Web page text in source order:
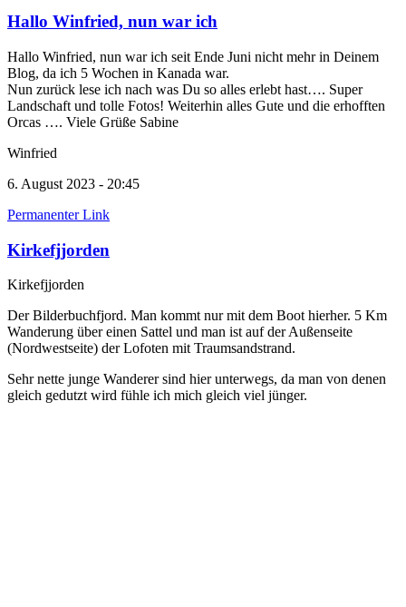
Hallo Winfried, nun war ich
Hallo Winfried, nun war ich seit Ende Juni nicht mehr in Deinem
Blog, da ich 5 Wochen in Kanada war.
Nun zurück lese ich nach was Du so alles erlebt hast…. Super
Landschaft und tolle Fotos! Weiterhin alles Gute und die erhofften
Orcas …. Viele Grüße Sabine
Winfried
6. August 2023 - 20:45
Permanenter Link
Kirkefjjorden
Kirkefjjorden
Der Bilderbuchfjord. Man kommt nur mit dem Boot hierher. 5 Km
Wanderung über einen Sattel und man ist auf der Außenseite
(Nordwestseite) der Lofoten mit Traumsandstrand.
Sehr nette junge Wanderer sind hier unterwegs, da man von denen
gleich gedutzt wird fühle ich mich gleich viel jünger.